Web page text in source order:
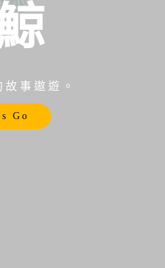
事遨遊。
Go